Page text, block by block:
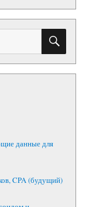
данные для
CPA (будущий)